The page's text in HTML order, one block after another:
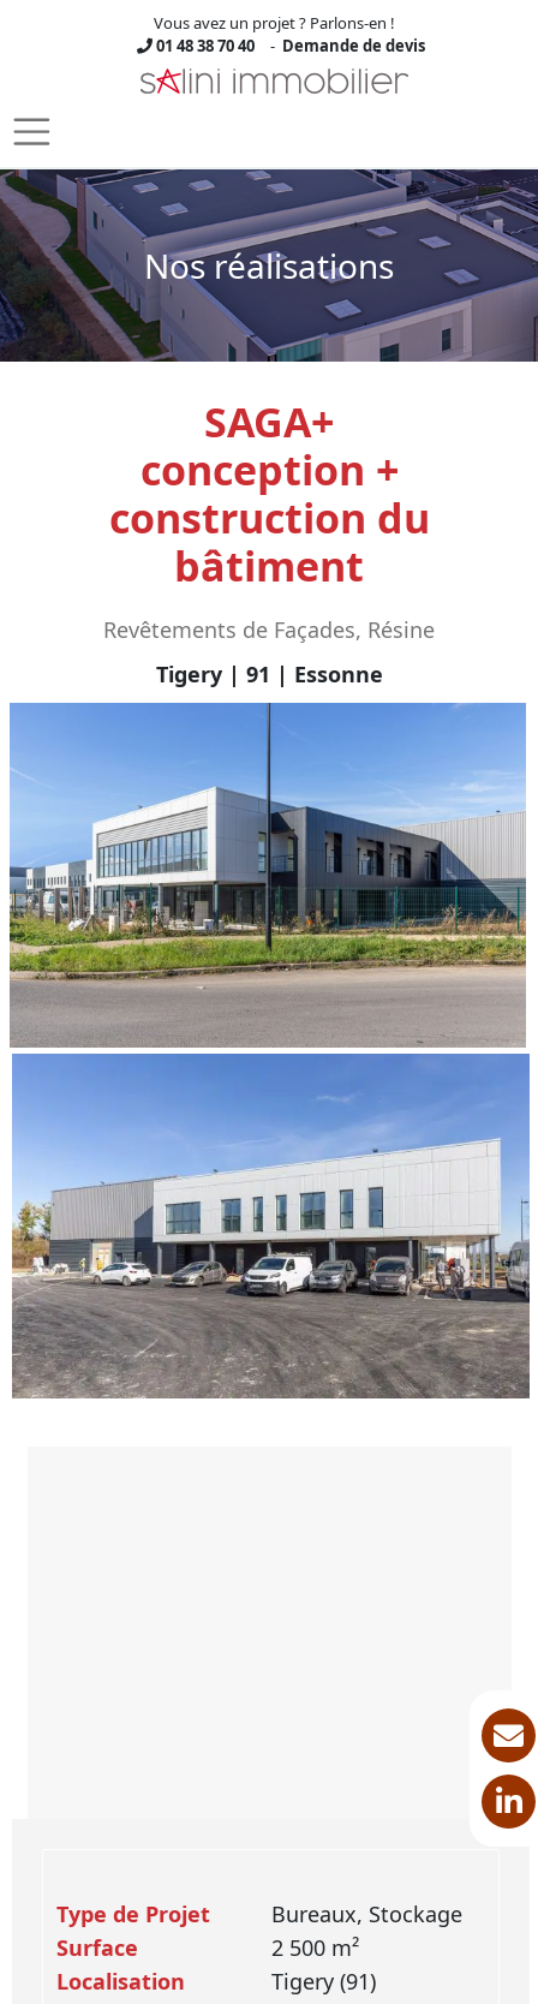
Skip to main content
Vous avez un projet ? Parlons-en !
01 48 38 70 40
- Demande de devis
Nos réalisations
SAGA+
conception +
construction du
bâtiment
Revêtements de Façades, Résine
Tigery | 91 | Essonne
Type de Projet
Bureaux, Stockage
Surface
2 500 m²
Localisation
Tigery (91)